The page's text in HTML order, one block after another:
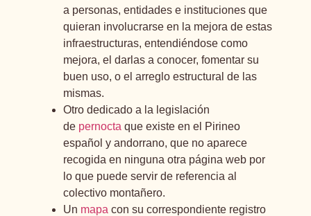
a personas, entidades e instituciones que
quieran involucrarse en la mejora de estas
infraestructuras, entendiéndose como
mejora, el darlas a conocer, fomentar su
buen uso, o el arreglo estructural de las
mismas.
Otro dedicado a la legislación
de pernocta que existe en el Pirineo
español y andorrano, que no aparece
recogida en ninguna otra página web por
lo que puede servir de referencia al
colectivo montañero.
Un mapa con su correspondiente registro